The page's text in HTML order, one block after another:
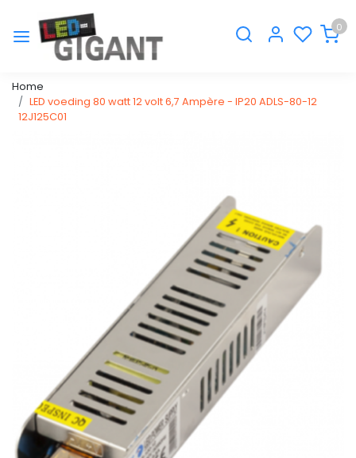
0
Home
LED voeding 80 watt 12 volt 6,7 Ampère - IP20 ADLS-80-12
12J125C01
Vorige